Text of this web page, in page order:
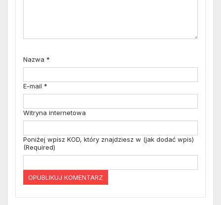
Nazwa *
E-mail *
Witryna internetowa
Poniżej wpisz KOD, który znajdziesz w (jak dodać wpis)
(Required)